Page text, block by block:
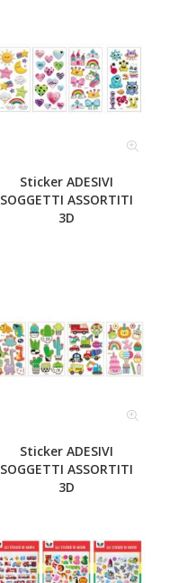
Sticker ADESIVI
SOGGETTI ASSORTITI
3D
Sticker ADESIVI
SOGGETTI ASSORTITI
3D